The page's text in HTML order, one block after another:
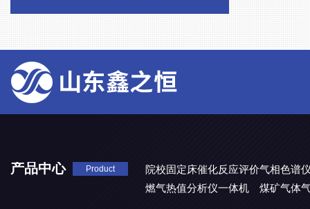
产品中心 Product
院校固定床催化反应评价气相色谱
燃气热值分析仪一体机
煤矿气体